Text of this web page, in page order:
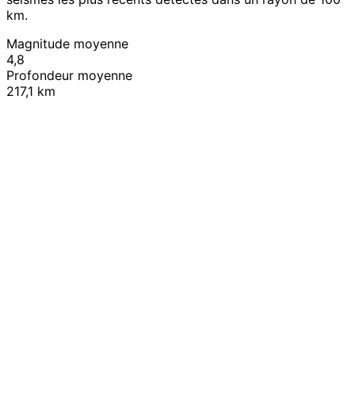
km.
Magnitude moyenne
4,8
Profondeur moyenne
217,1 km